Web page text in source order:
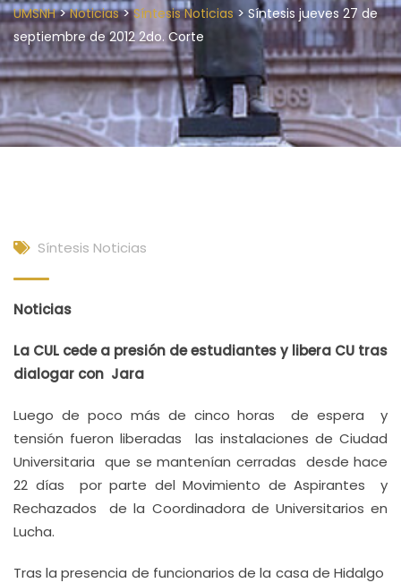
UMSNH>Noticias>Síntesis Noticias> Síntesis jueves 27 de
septiembre de 2012 2do. Corte
Síntesis Noticias
Noticias
La CUL cede a presión de estudiantes y libera CU tras
dialogar con Jara
Luego de poco más de cinco horas de espera y
tensión fueron liberadas las instalaciones de Ciudad
Universitaria que se mantenían cerradas desde hace
22 días por parte del Movimiento de Aspirantes y
Rechazados de la Coordinadora de Universitarios en
Lucha.
Tras la presencia de funcionarios de la casa de Hidalgo